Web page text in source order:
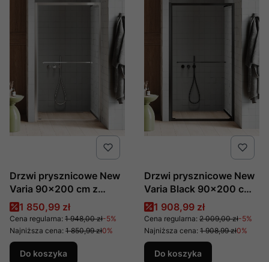
Drzwi prysznicowe New
Varia 90x200 cm z
systemem otwierania
żagiel D-1365A New
Trendy
Cena promocyjna
1 850,99 zł
Cena regularna: 1 948,00 zł-5%
Najniższa cena: 1 850,99 zł0%
Do koszyka
Drzwi prysznicowe New
Varia Black 90x200 cm
z systemem otwierania
żagiel D-1368A New
Trendy
Cena promocyjna
1 908,99 zł
Cena regularna: 2 009,00 zł-5%
Najniższa cena: 1 908,99 zł0%
Do koszyka